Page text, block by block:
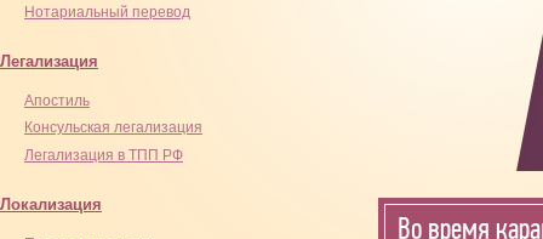
Нотариальный перевод
Легализация
Апостиль
Консульская легализация
Легализация в ТПП РФ
Локализация
Во время